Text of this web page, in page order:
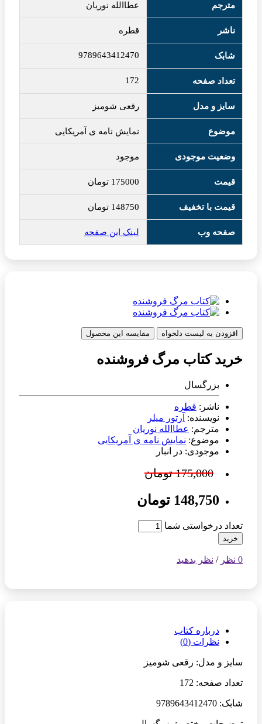
مترجم عطاالله نوریان
ناشر قطره
شابک 9789643412470
تعداد صفحه 172
سایز و مدل رقعی شومیز
موضوع نمایش نامه ی آمریکایی
وضعیت موجودی موجود
قیمت 175000 تومان
قیمت با تخفیف 148750 تومان
صفحه وب لینک این صفحه
افزودن به لیست دلخواه مقایسه این محصول
خرید کتاب مرگ فروشنده
بزرگسال
ناشر: قطره
نویسنده: آرتور میلر
مترجم: عطاالله نوریان
موضوع: نمایش نامه ی آمریکایی
موجودی: در انبار
175,000 تومان
148,750 تومان
تعداد درخواستی شما
خرید
0 نظر / نظر بدهید
درباره کتاب
نظرات (0)
سایز و مدل: رقعی شومیز
تعداد صفحه: 172
شابک: 9789643412470